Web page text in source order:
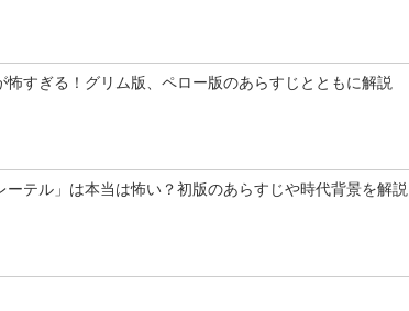
怖すぎる！グリム版、ペロー版のあらすじとともに解説
ーテル」は本当は怖い？初版のあらすじや時代背景を解説